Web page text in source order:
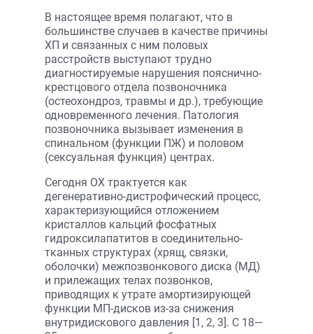
В настоящее время полагают, что в
большинстве случаев в качестве причины
ХП и связанных с ним половых
расстройств выступают трудно
диагностируемые нарушения пояснично-
крестцового отдела позвоночника
(остеохондроз, травмы и др.), требующие
одновременного лечения. Патология
позвоночника вызывает изменения в
спинальном (функции ПЖ) и половом
(сексуальная функция) центрах.
Сегодня ОХ трактуется как
дегенеративно-дистрофический процесс,
характеризующийся отложением
кристаллов кальций фосфатных
гидроксилапатитов в соединительно-
тканных структурах (хрящ, связки,
оболочки) межпозвонкового диска (МД)
и прилежащих телах позвонков,
приводящих к утрате амортизирующей
функции МП-дисков из-за снижения
внутридискового давления [1, 2, 3]. С 18—